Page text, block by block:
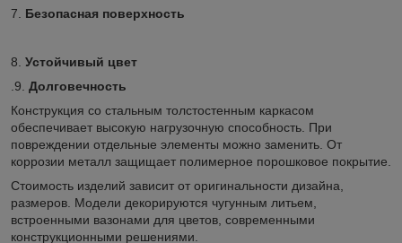
7. Безопасная поверхность
8. Устойчивый цвет
.9. Долговечность
Конструкция со стальным толстостенным каркасом
обеспечивает высокую нагрузочную способность. При
повреждении отдельные элементы можно заменить. От
коррозии металл защищает полимерное порошковое покрытие.
Стоимость изделий зависит от оригинальности дизайна,
размеров. Модели декорируются чугунным литьем,
встроенными вазонами для цветов, современными
конструкционными решениями.